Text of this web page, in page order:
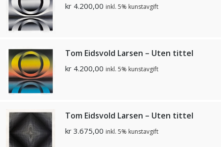
kr 4.200,00 inkl. 5% kunstavgift
Tom Eidsvold Larsen – Uten tittel
kr 4.200,00 inkl. 5% kunstavgift
Tom Eidsvold Larsen – Uten tittel
kr 3.675,00 inkl. 5% kunstavgift